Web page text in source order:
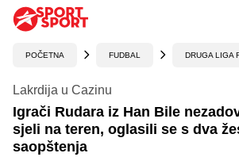
POČETNA FUDBAL DRUGA LIGA
Lakrdija u Cazinu
Igrači Rudara iz Han Bile
sjeli na teren, oglasili se s dva
saopštenja